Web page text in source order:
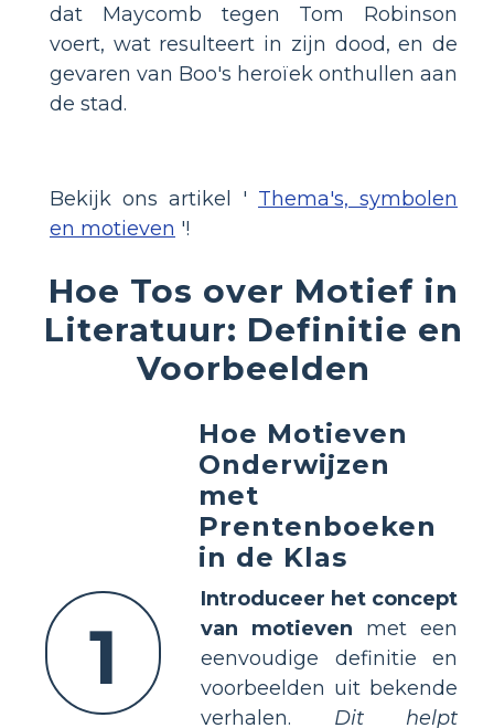
dat Maycomb tegen Tom Robinson
voert, wat resulteert in zijn dood, en de
gevaren van Boo's heroïek onthullen aan
de stad.
Bekijk ons ​​artikel ' Thema's, symbolen
en motieven '!
Hoe Tos over Motief in
Literatuur: Definitie en
Voorbeelden
1
Hoe Motieven
Onderwijzen
met
Prentenboeken
in de Klas
Introduceer het concept
van motieven met een
eenvoudige definitie en
voorbeelden uit bekende
verhalen. Dit helpt